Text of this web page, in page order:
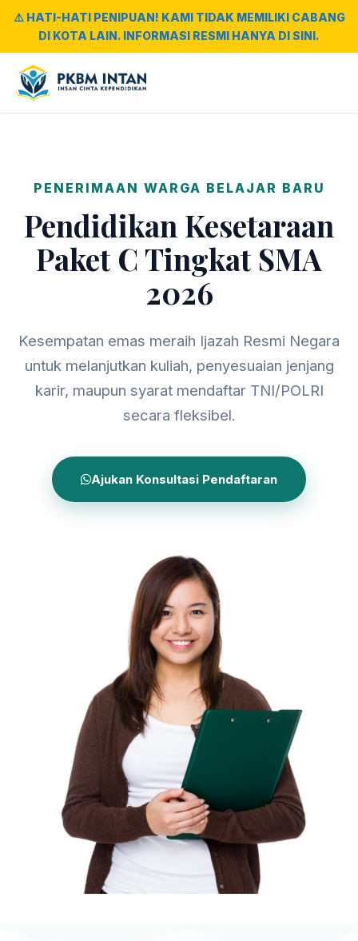
⚠️ HATI-HATI PENIPUAN! KAMI TIDAK MEMILIKI CABANG
DI KOTA LAIN. INFORMASI RESMI HANYA DI SINI.
PENERIMAAN WARGA BELAJAR BARU
Pendidikan Kesetaraan
Paket C Tingkat SMA
2026
Kesempatan emas meraih Ijazah Resmi Negara
untuk melanjutkan kuliah, penyesuaian jenjang
karir, maupun syarat mendaftar TNI/POLRI
secara fleksibel.
Ajukan Konsultasi Pendaftaran